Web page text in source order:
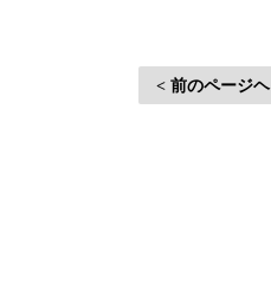
< 前のページヘ